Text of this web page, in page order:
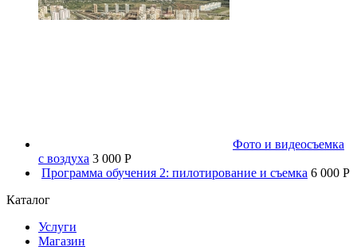
Фото и видеосъемка
с воздуха 3 000 P
Программа обучения 2: пилотирование и съемка 6 000 P
Каталог
Услуги
Магазин